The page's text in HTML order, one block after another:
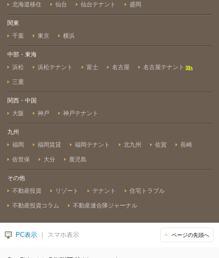
北海道移住 仙台 仙台テナント 盛岡
関東
千葉
東京 横浜
中部・東海
浜松
浜松テナント 富士 名古屋 名古屋テナント
三重
関西・中国
大阪
神戸 神戸テナント
九州
福岡
福岡賃貸 福岡テナント 北九州 佐賀 長崎
佐世保 大分 鹿児島
その他
不動産投資
リゾート テナント 住宅トラブル
不動産投資コラム 不動産連合隊ジャーナル
PC表示 ｜ スマホ表示 ページの先頭へ